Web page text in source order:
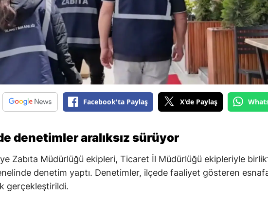
Facebook'ta Paylaş X'de Paylaş
denetimler aralıksız sürüyor
Zabıta Müdürlüğü ekipleri, Ticaret İl Müdürlüğü ekipleriyle
denetim yaptı. Denetimler, ilçede faaliyet gösteren
gerçekleştirildi.